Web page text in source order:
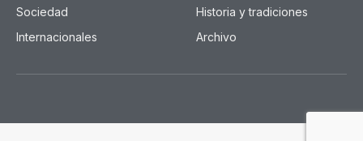
Sociedad
Internacionales
Historia y tradiciones
Archivo